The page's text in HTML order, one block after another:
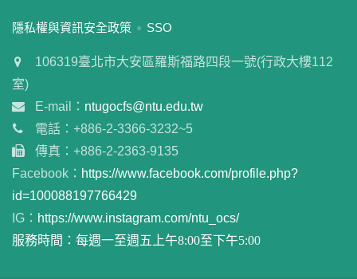
:::
隱私權與資訊安全政策 SSO
106319臺北市大安區羅斯福路四段一號(行政大樓112
室)
E-mail： ntugocfs@ntu.edu.tw
電話：+886-2-3366-3232~5
傳真：+886-2-2363-9135
Facebook： https://www.facebook.com/profile.php?
id=100088197766429
IG： https://www.instagram.com/ntu_ocs/
服務時間：每週一至週五上午8:00至下午5:00